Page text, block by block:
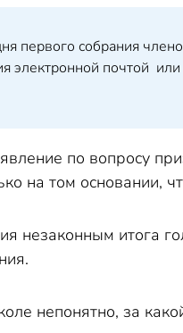
первого собрания
электронной почтой
по вопросу
на том основании,
незаконным итога
непонятно, за